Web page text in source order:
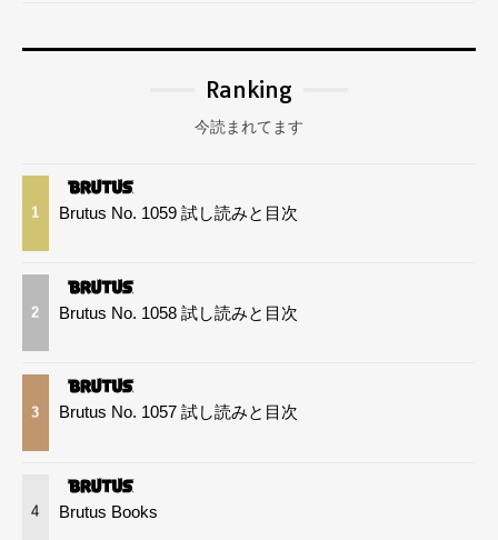
Ranking
今読まれてます
1 Brutus No. 1059 試し読みと目次
2 Brutus No. 1058 試し読みと目次
3 Brutus No. 1057 試し読みと目次
4 Brutus Books